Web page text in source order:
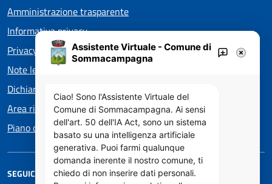
Amministrazione trasparente
Informativa privacy
Privacy policy EOS
Note legali
Dichiarazione di accessibilità
Area riservata
Piano di Miglioramento dei servizi
SEGUICI SU
Assistente Virtuale - Comune di
Sommacampagna
Ciao! Sono l'Assistente Virtuale del
Comune di Sommacampagna. Ai sensi
dell'art. 50 dell'IA Act, sono un sistema
basato su una intelligenza artificiale
generativa. Puoi farmi qualunque
domanda inerente il nostro comune, ti
chiedo di non inserire dati personali.